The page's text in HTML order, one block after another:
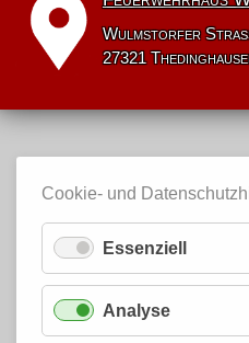
Wulmstorfer
27321
Cookie- und
Essenziell
Analyse